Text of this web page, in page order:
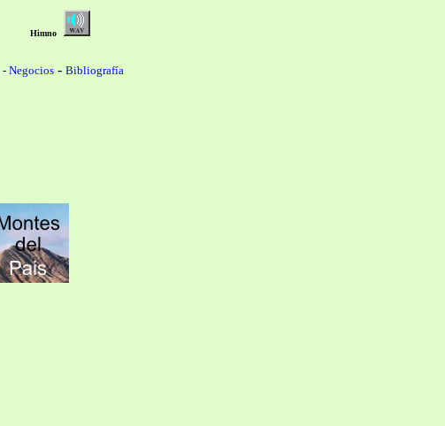
Himno
- Negocios - Bibliografía